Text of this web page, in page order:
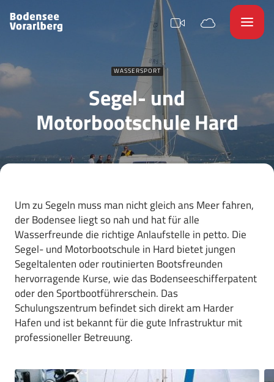
WASSERSPORT
Segel- und
Motorbootschule Hard
Um zu Segeln muss man nicht gleich ans Meer fahren,
der Bodensee liegt so nah und hat für alle
Wasserfreunde die richtige Anlaufstelle in petto. Die
Segel- und Motorbootschule in Hard bietet jungen
Segeltalenten oder routinierten Bootsfreunden
hervorragende Kurse, wie das Bodenseeschifferpatent
oder den Sportbootführerschein. Das
Schulungszentrum befindet sich direkt am Harder
Hafen und ist bekannt für die gute Infrastruktur mit
professioneller Betreuung.